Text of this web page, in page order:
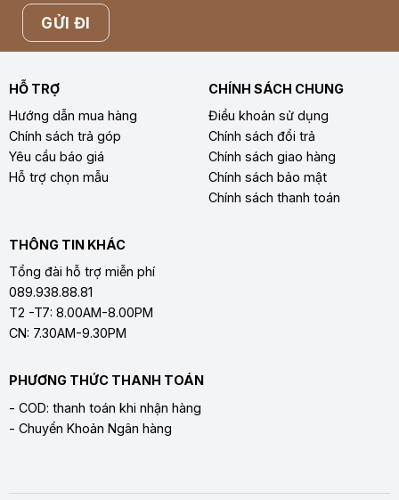
HỖ TRỢ
Hướng dẫn mua hàng
Chính sách trả góp
Yêu cầu báo giá
Hỗ trợ chọn mẫu
CHÍNH SÁCH CHUNG
Điều khoản sử dụng
Chính sách đổi trả
Chính sách giao hàng
Chính sách bảo mật
Chính sách thanh toán
THÔNG TIN KHÁC
Tổng đài hỗ trợ miễn phí
089.938.88.81
T2 -T7: 8.00AM-8.00PM
CN: 7.30AM-9.30PM
PHƯƠNG THỨC THANH TOÁN
- COD: thanh toán khi nhận hàng
- Chuyển Khoản Ngân hàng